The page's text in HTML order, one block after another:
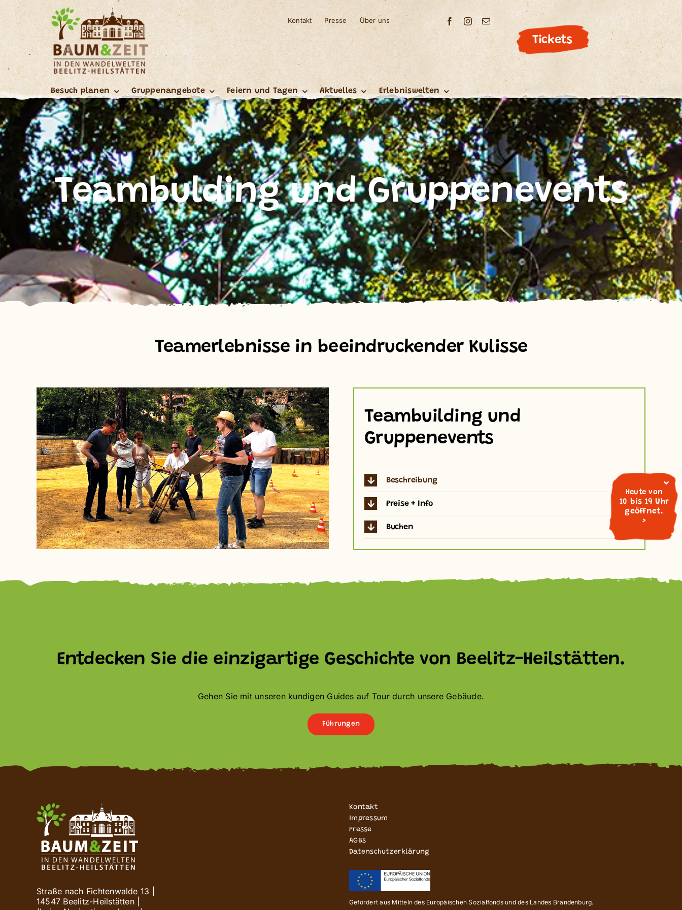
Skip
to
content
Kontakt Presse Über uns
Tickets
Besuch planen Gruppenangebote Feiern und Tagen Aktuelles Erlebniswelten
Teambulding und Gruppenevents
Teamerlebnisse in beeindruckender Kulisse
Teambuilding und
Gruppenevents
Beschreibung
Preise + Info
Buchen
Entdecken Sie die einzigartige Geschichte von Beelitz-Heilstätten.
Gehen Sie mit unseren kundigen Guides auf Tour durch unsere Gebäude.
Führungen
Straße nach Fichtenwalde 13 |
14547 Beelitz-Heilstätten |
Kontakt
Impressum
Presse
AGBs
Datenschutzerklärung
Gefördert aus Mitteln des Europäischen Sozialfonds und des Landes Brandenburg.
Heute von
10 bis 19 Uhr
geöffnet.
>